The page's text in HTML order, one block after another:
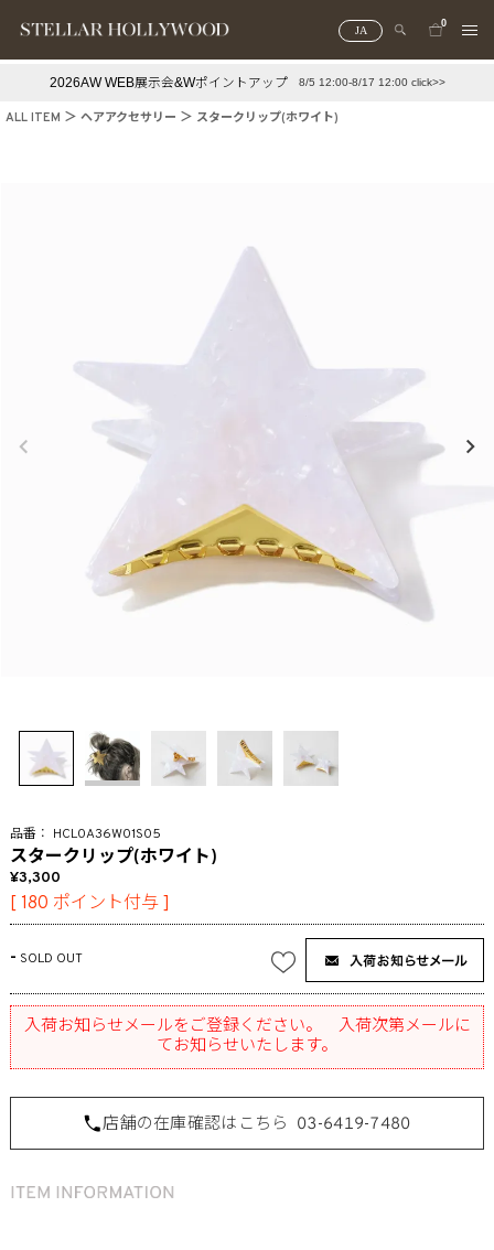
JA
0
2026AW WEB展示会&Wポイントアップ 8/5 12:00-8/17 12:00 click>>
ALL ITEM ヘアアクセサリー スタークリップ(ホワイト)
HCL0A36W01S05
スタークリップ(ホワイト)
3,300
[ 180 ポイント付与 ]
- SOLD OUT
入荷お知らせメールをご登録ください。 入荷次第メールに
てお知らせいたします。
店舗の在庫確認はこちら 03-6419-7480